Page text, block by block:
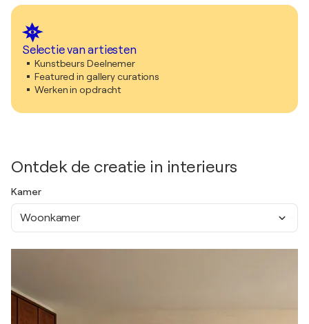
Selectie van artiesten
Kunstbeurs Deelnemer
Featured in gallery curations
Werken in opdracht
Ontdek de creatie in interieurs
Kamer
Woonkamer